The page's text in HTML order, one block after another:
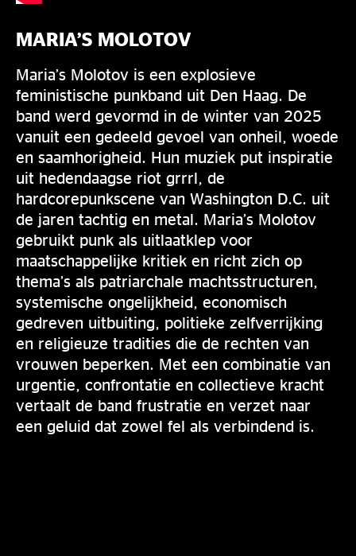
MARIA’S MOLOTOV
Maria’s Molotov is een explosieve
feministische punkband uit Den Haag. De
band werd gevormd in de winter van 2025
vanuit een gedeeld gevoel van onheil, woede
en saamhorigheid. Hun muziek put inspiratie
uit hedendaagse riot grrrl, de
hardcorepunkscene van Washington D.C. uit
de jaren tachtig en metal. Maria’s Molotov
gebruikt punk als uitlaatklep voor
maatschappelijke kritiek en richt zich op
thema’s als patriarchale machtsstructuren,
systemische ongelijkheid, economisch
gedreven uitbuiting, politieke zelfverrijking
en religieuze tradities die de rechten van
vrouwen beperken. Met een combinatie van
urgentie, confrontatie en collectieve kracht
vertaalt de band frustratie en verzet naar
een geluid dat zowel fel als verbindend is.